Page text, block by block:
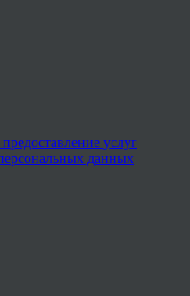
услуг
данных